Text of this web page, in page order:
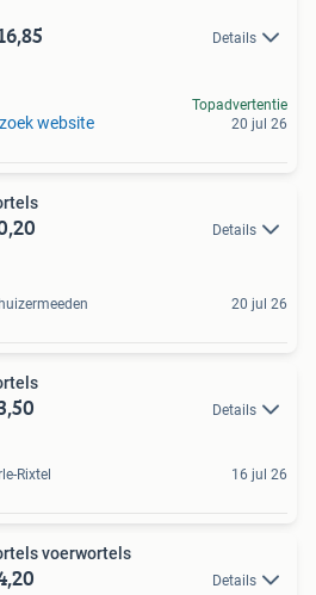
Details
website
Topadvertentie
20 jul 26
Details
20 jul 26
Details
Rixtel 16 jul 26
voerwortels
Details